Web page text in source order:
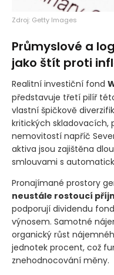
Zdroj: Getty Images
Průmyslové a
jako štít proti
Realitní investiční fond
představuje třetí pilíř
vlastní špičkově
kritických
nemovitostí napříč
aktiva jsou zajištěna
smlouvami s
Pronajímané prostory
neustále rostoucí
podporují dividendu
výnosem. Samotné
organický růst
jednotek procent, což
znehodnocování měny.